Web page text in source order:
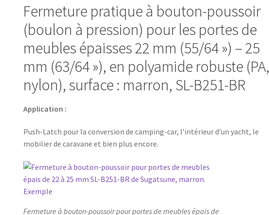
conversion
de
camping-
car,
l’intérieur
d’un
yacht,
caravane
et
plus
encore,
Sugatsune
Fermeture pratique à bouton-poussoir
(boulon à pression) pour les portes de
meubles épaisses 22 mm (55/64 ») – 25
mm (63/64 »), en polyamide robuste (PA,
nylon), surface : marron, SL-B251-BR
Application :
Push-Latch pour la conversion de camping-car, l’intérieur d’un yacht, le
mobilier de caravane et bien plus encore.
Fermeture à bouton-poussoir pour portes de meubles épais de